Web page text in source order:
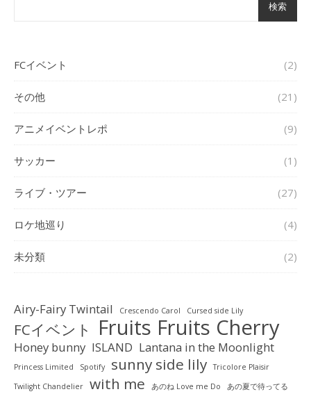
検索
FCイベント (2)
その他 (21)
アニメイベントレポ (9)
サッカー (1)
ライブ・ツアー (27)
ロケ地巡り (4)
未分類 (2)
Airy-Fairy Twintail Crescendo Carol Cursed side Lily
FCイベント Fruits Fruits Cherry
Honey bunny ISLAND Lantana in the Moonlight
Princess Limited Spotify sunny side lily
Tricolore Plaisir
Twilight Chandelier
with me あのね Love me Do
あの夏で待ってる